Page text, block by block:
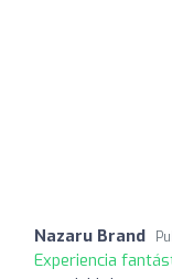
Nazaru Brand
Experiencia